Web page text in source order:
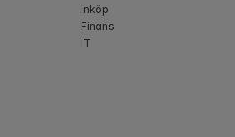
Inköp
Finans
IT